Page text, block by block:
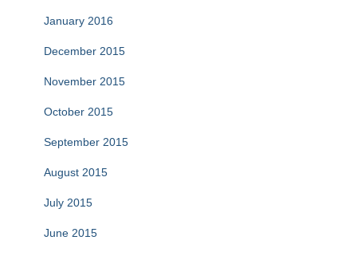
January 2016
December 2015
November 2015
October 2015
September 2015
August 2015
July 2015
June 2015